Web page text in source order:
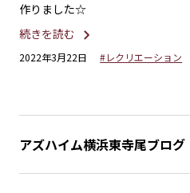
作りました☆
続きを読む
2022年3月22日 #レクリエーション
アズハイム横浜東寺尾ブログ